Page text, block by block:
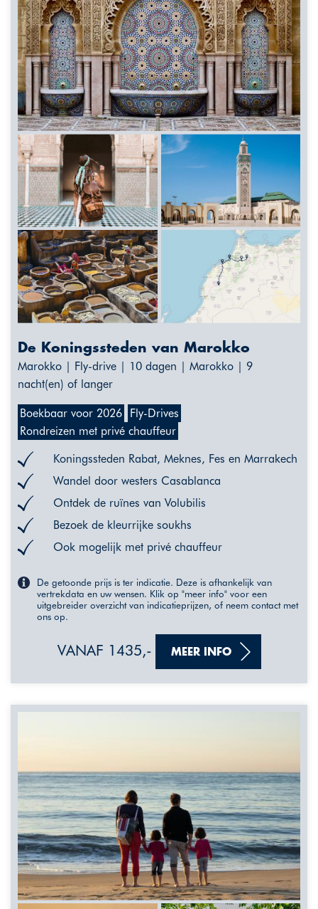
De Koningssteden van Marokko
Marokko | Fly-drive | 10 dagen | Marokko | 9
nacht(en) of langer
Boekbaar voor 2026
Fly-Drives
Rondreizen met privé chauffeur
Koningssteden Rabat, Meknes, Fes en Marrakech
Wandel door westers Casablanca
Ontdek de ruïnes van Volubilis
Bezoek de kleurrijke soukhs
Ook mogelijk met privé chauffeur
De getoonde prijs is ter indicatie. Deze is afhankelijk van
vertrekdata en uw wensen. Klik op "meer info" voor een
uitgebreider overzicht van indicatieprijzen, of neem contact met
ons op.
VANAF 1435,- MEER INFO